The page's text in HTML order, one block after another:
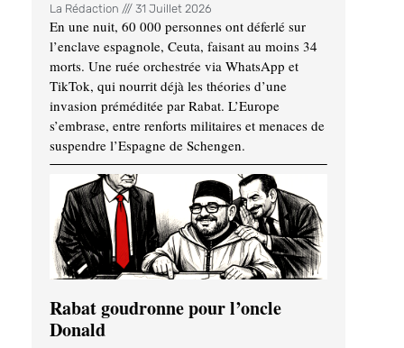
La Rédaction 31 Juillet 2026
En une nuit, 60 000 personnes ont déferlé sur
l’enclave espagnole, Ceuta, faisant au moins 34
morts. Une ruée orchestrée via WhatsApp et
TikTok, qui nourrit déjà les théories d’une
invasion préméditée par Rabat. L’Europe
s’embrase, entre renforts militaires et menaces de
suspendre l’Espagne de Schengen.
Rabat goudronne pour l’oncle
Donald